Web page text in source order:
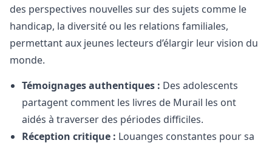
des perspectives nouvelles sur des sujets comme le
handicap, la diversité ou les relations familiales,
permettant aux jeunes lecteurs d’élargir leur vision du
monde.
Témoignages authentiques : Des adolescents
partagent comment les livres de Murail les ont
aidés à traverser des périodes difficiles.
Réception critique : Louanges constantes pour sa